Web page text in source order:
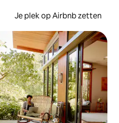
Je plek op Airbnb zetten